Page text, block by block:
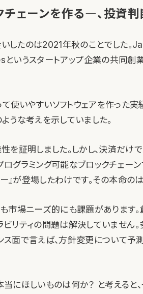
チェーンを作る―、投資
したのは2021年秋のことでした。
いうスタートアップ企業の共同創
使いやすいソフトウェアを作った
うな考えを示していました。
を証明しました。しかし、決済だけ
グラミング可能なブロックチェー
』が登場したわけです。その本命の
も市場ニーズ的にも課題があります
リティの問題は解決していません。
ス面で言えば、方針変更について予
にほしいものは何か？ と考えると